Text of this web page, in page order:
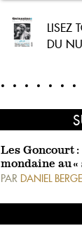
LISEZ
DU
Les Goncourt
mondaine au
PAR DANIEL